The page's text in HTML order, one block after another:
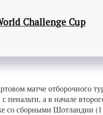
Challenge Cup
матче отборочного
а в начале
сборными Шотландии